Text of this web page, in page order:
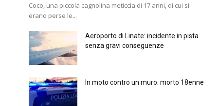
Coco, una piccola cagnolina meticcia di 17 anni, di cui si
erano perse le...
Aeroporto di Linate: incidente in pista
senza gravi conseguenze
In moto contro un muro: morto 18enne